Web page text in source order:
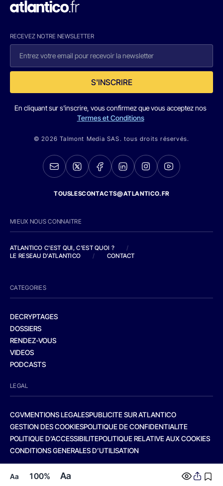
Aa 100% Aa
RECEVEZ NOTRE NEWSLETTER
S'INSCRIRE
En cliquant sur s'inscrire, vous confirmez que vous acceptez nos
Termes et Conditions
© 2026 Talmont Media SAS. tous droits réservés.
TOUSLESCONTACTS@ATLANTICO.FR
MIEUX NOUS CONNAITRE
ATLANTICO C'EST QUI, C'EST QUOI ?
/
LE RESEAU D'ATLANTICO
/ CONTACT
CATEGORIES
DECRYPTAGES
DOSSIERS
RENDEZ-VOUS
VIDEOS
PODCASTS
LEGAL
CGVMENTIONS LEGALESPUBLICITE SUR ATLANTICO
GESTION DES COOKIESPOLITIQUE DE CONFIDENTIALITE
POLITIQUE D’ACCESSIBILITEPOLITIQUE RELATIVE AUX COOKIES
CONDITIONS GENERALES D’UTILISATION